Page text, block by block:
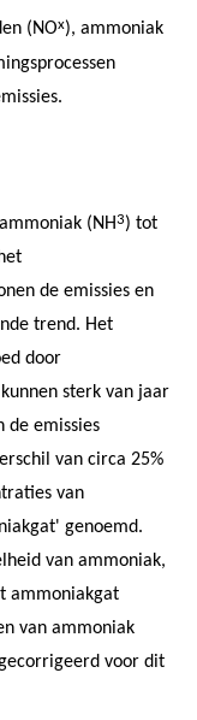
(NOx), ammoniak
(NH3) tot
de emissies en
trend. Het
door
sterk van jaar
de emissies
van circa 25%
van
genoemd.
van ammoniak,
ammoniakgat
van ammoniak
voor dit